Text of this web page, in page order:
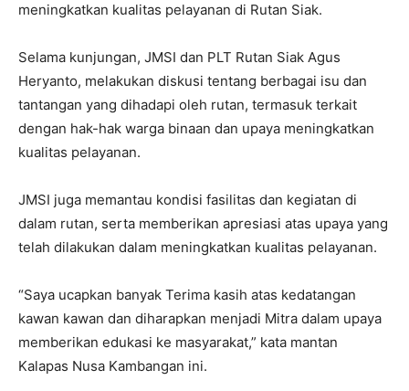
meningkatkan kualitas pelayanan di Rutan Siak.
Selama kunjungan, JMSI dan PLT Rutan Siak Agus
Heryanto, melakukan diskusi tentang berbagai isu dan
tantangan yang dihadapi oleh rutan, termasuk terkait
dengan hak-hak warga binaan dan upaya meningkatkan
kualitas pelayanan.
JMSI juga memantau kondisi fasilitas dan kegiatan di
dalam rutan, serta memberikan apresiasi atas upaya yang
telah dilakukan dalam meningkatkan kualitas pelayanan.
“Saya ucapkan banyak Terima kasih atas kedatangan
kawan kawan dan diharapkan menjadi Mitra dalam upaya
memberikan edukasi ke masyarakat,” kata mantan
Kalapas Nusa Kambangan ini.